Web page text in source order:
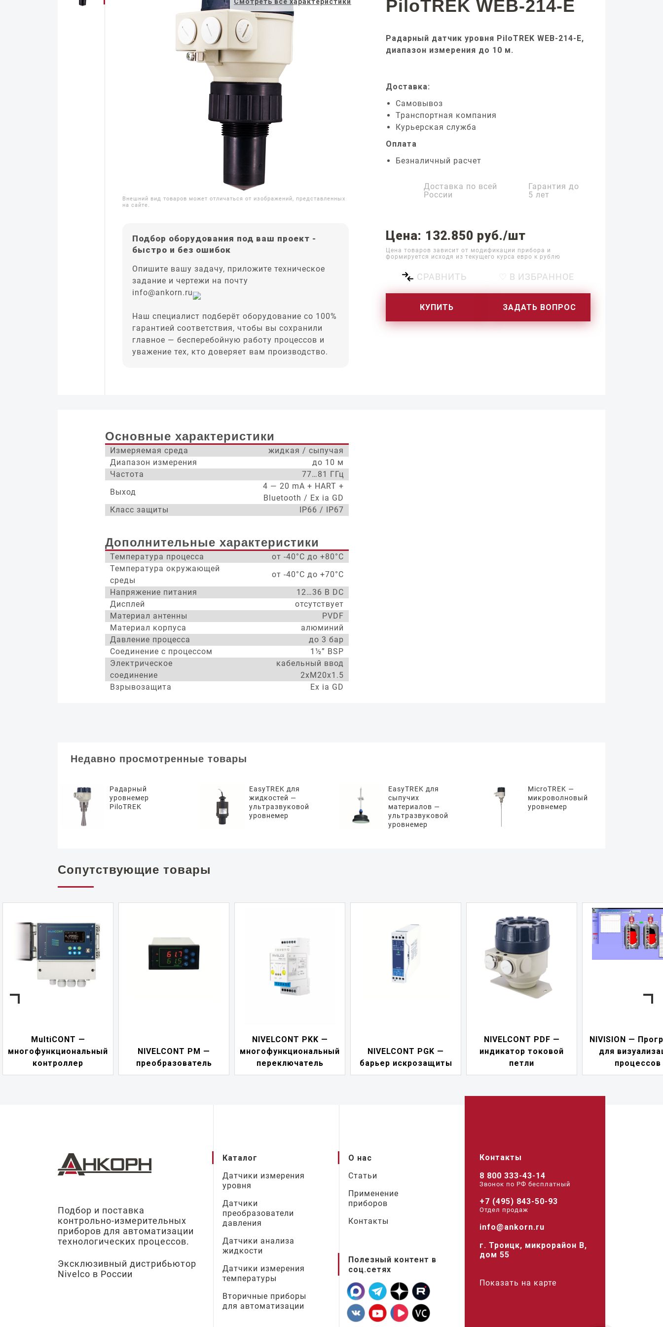
Внешний вид товаров может отличаться от изображений, представленных
на сайте.
Подбор оборудования под ваш проект -
быстро и без ошибок
Опишите вашу задачу, приложите техническое
задание и чертежи на почту
info@ankorn.ru
Наш специалист подберёт оборудование со 100%
гарантией соответствия, чтобы вы сохранили
главное — бесперебойную работу процессов и
уважение тех, кто доверяет вам производство.
PiloTREK WEB-214-E
Радарный датчик уровня PiloTREK WEB-214-E,
диапазон измерения до 10 м.
Доставка:
Самовывоз
Транспортная компания
Курьерская служба
Оплата
Безналичный расчет
Доставка по всей
России
Гарантия до
5 лет
Цена: 132.850 руб./шт
Цена товаров зависит от модификации прибора и
формируется исходя из текущего курса евро к рублю
СРАВНИТЬ ♡ В ИЗБРАННОЕ
КУПИТЬ ЗАДАТЬ ВОПРОС
Основные характеристики
Измеряемая среда
жидкая / сыпучая
Диапазон измерения
до 10 м
Частота
77…81 ГГц
Выход
4 — 20 mA + HART +
Bluetooth / Ex ia GD
Класс защиты
IP66 / IP67
Дополнительные характеристики
Температура процесса
от -40°С до +80°С
Температура окружающей
среды
от -40°С до +70°С
Напряжение питания
12…36 В DC
Дисплей
отсутствует
Материал антенны
PVDF
Материал корпуса
алюминий
Давление процесса
до 3 бар
Соединение с процессом
1½” BSP
Электрическое
соединение
кабельный ввод
2xM20x1.5
Взрывозащита
Ex ia GD
Недавно просмотренные товары
Радарный
уровнемер
PiloTREK
EasyTREK для
жидкостей —
ультразвуковой
уровнемер
EasyTREK для
сыпучих
материалов —
ультразвуковой
уровнемер
MicroTREK —
микроволновый
уровнемер
Сопутствующие товары
MultiCONT —
многофункциональный
контроллер
NIVELCONT PM —
преобразователь
NIVELCONT PKK —
многофункциональный
переключатель
NIVELCONT PGK —
барьер искрозащиты
NIVELCONT PDF —
индикатор токовой
петли
NIVISION —
для
процессов
Подбор и поставка
контрольно-измерительных
приборов для автоматизации
технологических процессов.
Эксклюзивный дистрибьютор
Nivelco в России
Каталог
Датчики измерения
уровня
Датчики
преобразователи
давления
Датчики анализа
жидкости
Датчики измерения
температуры
Вторичные приборы
для автоматизации
О нас
Статьи
Применение
приборов
Контакты
Полезный контент в
соц.сетях
Контакты
8 800 333-43-14
Звонок по РФ беcплатный
+7 (495) 843-50-93
Отдел продаж
info@ankorn.ru
г. Троицк, микрорайон В,
дом 55
Показать на карте